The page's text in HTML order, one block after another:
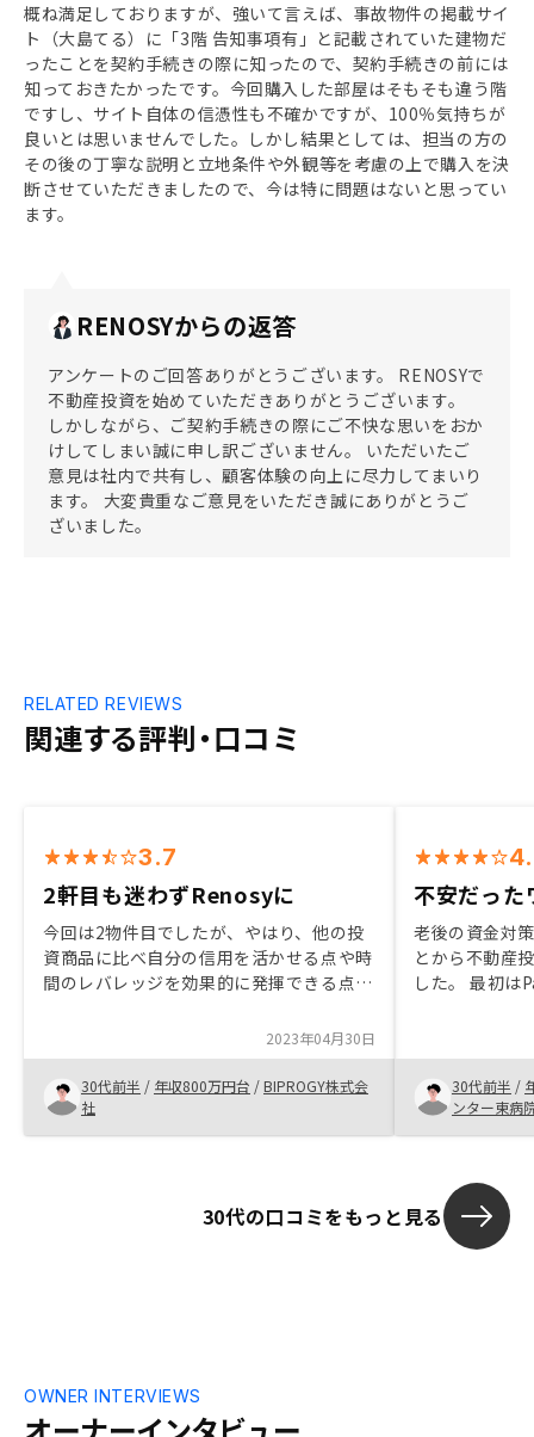
概ね満足しておりますが、強いて言えば、事故物件の掲載サイ
ト（大島てる）に「3階 告知事項有」と記載されていた建物だ
ったことを契約手続きの際に知ったので、契約手続きの前には
知っておきたかったです。今回購入した部屋はそもそも違う階
ですし、サイト自体の信憑性も不確かですが、100％気持ちが
良いとは思いませんでした。しかし結果としては、担当の方の
その後の丁寧な説明と立地条件や外観等を考慮の上で購入を決
断させていただきましたので、今は特に問題はないと思ってい
ます。
RENOSYからの返答
アンケートのご回答ありがとうございます。 RENOSYで
不動産投資を始めていただきありがとうございます。
しかしながら、ご契約手続きの際にご不快な思いをおか
けしてしまい誠に申し訳ございません。 いただいたご
意見は社内で共有し、顧客体験の向上に尽力してまいり
ます。 大変貴重なご意見をいただき誠にありがとうご
ざいました。
関連する評判・口コミ
RELATED REVIEWS
3.7
2軒目も迷わずRenosyに
今回は2物件目でしたが、やはり、他の投
資商品に比べ自分の信用を活かせる点や時
間のレバレッジを効果的に発揮できる点が
1物件目の取引がスムーズで、引き続き御
社にお願いすることに迷いはありませんで
した。 良い物件をご紹介頂けました。購
入意思決定後の各種手続きに、何度かミス
があったので無くして欲しい。
2023年04月30日
30代前半 / 年収800万円台 /BIPROGY株式会
社
不安だった
老後の資金対
とから不動産
した。 最初は
けろと言った
が、資産性の
いうことで何
入に至りまし
30代前半 /
ンター東病
30代の口コミをもっと見る
OWNER INTERVIEWS